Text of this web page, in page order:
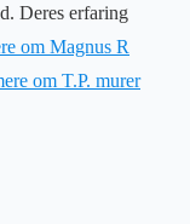
Deres erfaring
om Magnus R
om T.P. murer